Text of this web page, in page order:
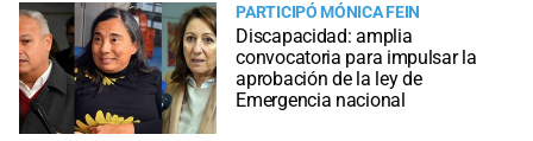
PARTICIPÓ MÓNICA FEIN
Discapacidad: amplia
convocatoria para impulsar la
aprobación de la ley de
Emergencia nacional